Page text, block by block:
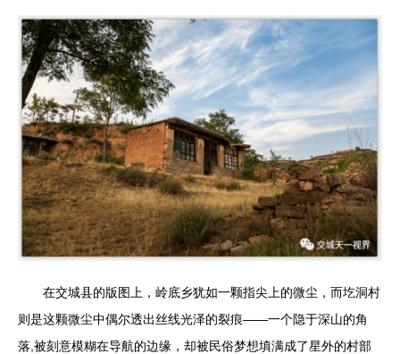
在交城县的版图上，岭底乡犹如一颗指尖上的微尘，而圪洞村
则是这颗微尘中偶尔透出丝线光泽的裂痕——一个隐于深山的角
落,被刻意模糊在导航的边缘，却被民俗梦想填满成了星外的村部